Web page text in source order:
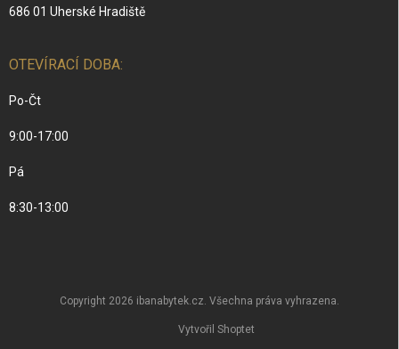
686 01 Uherské Hradiště
OTEVÍRACÍ DOBA:
Po-Čt
9:00-17:00
Pá
8:30-13:00
Vytvořil Shoptet
Copyright 2026 ibanabytek.cz. Všechna práva vyhrazena.